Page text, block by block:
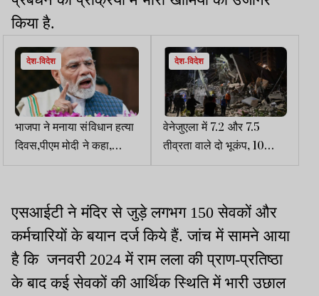
किया है.
देश-विदेश
भाजपा ने मनाया संविधान हत्या
दिवस,पीएम मोदी ने कहा,
आपातकाल संविधान पर सीधा
देश-विदेश
वेनेजुएला में 7.2 और 7.5
तीव्रता वाले दो भूकंप, 10
हजार से ज्यादा लोगों के मारे
एसआईटी ने मंदिर से जुड़े लगभग 150 सेवकों और
कर्मचारियों के बयान दर्ज किये हैं. जांच में सामने आया
है कि जनवरी 2024 में राम लला की प्राण-प्रतिष्ठा
के बाद कई सेवकों की आर्थिक स्थिति में भारी उछाल